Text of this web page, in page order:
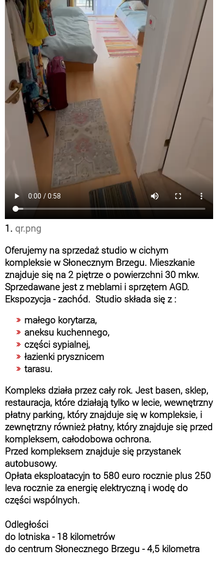
1. qr.png
Oferujemy na sprzedaż studio w cichym
kompleksie w Słonecznym Brzegu. Mieszkanie
znajduje się na 2 piętrze o powierzchni 30 mkw.
Sprzedawane jest z meblami i sprzętem AGD.
Ekspozycja - zachód. Studio składa się z :
małego korytarza,
aneksu kuchennego,
części sypialnej,
łazienki prysznicem
tarasu.
Kompleks działa przez cały rok. Jest basen, sklep,
restauracja, które działają tylko w lecie, wewnętrzny
płatny parking, który znajduje się w kompleksie, i
zewnętrzny również płatny, który znajduje się przed
kompleksem, całodobowa ochrona.
Przed kompleksem znajduje się przystanek
autobusowy.
Opłata eksploatacyjn to 580 euro rocznie plus 250
leva rocznie za energię elektryczną i wodę do
części wspólnych.
Odległości
do lotniska - 18 kilometrów
do centrum Słonecznego Brzegu - 4,5 kilometra